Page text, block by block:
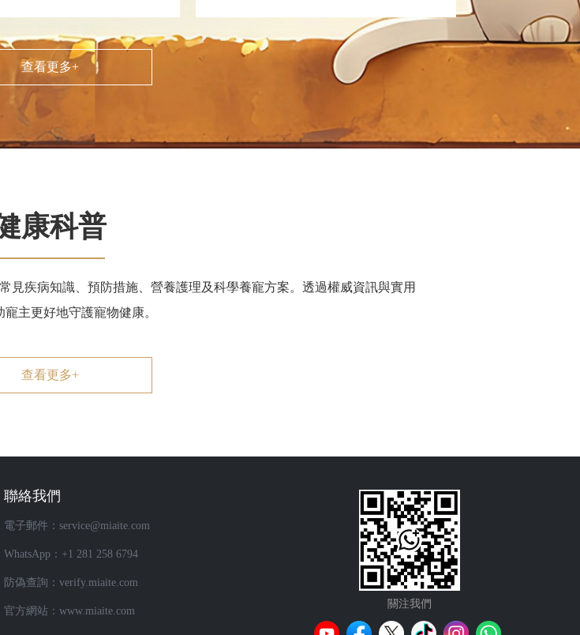
查看更多+
康科普
見疾病知識、預防措施、營養護理及科學養寵方案。透過權威資訊與實用
寵主更好地守護寵物健康。
查看更多+
聯絡我們
電子郵件：service@miaite.com
WhatsApp：+1 281 258 6794
防偽查詢：verify.miaite.com
官方網站：www.miaite.com
關注我們